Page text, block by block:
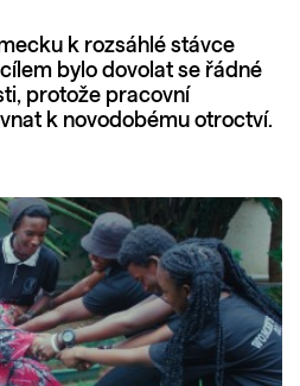
k rozsáhlé stávce
bylo dovolat se řádné
protože pracovní
k novodobému otroctví.